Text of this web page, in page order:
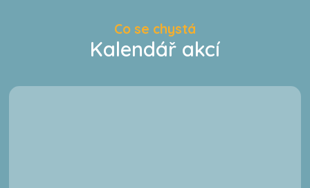
Co se chystá
Kalendář akcí